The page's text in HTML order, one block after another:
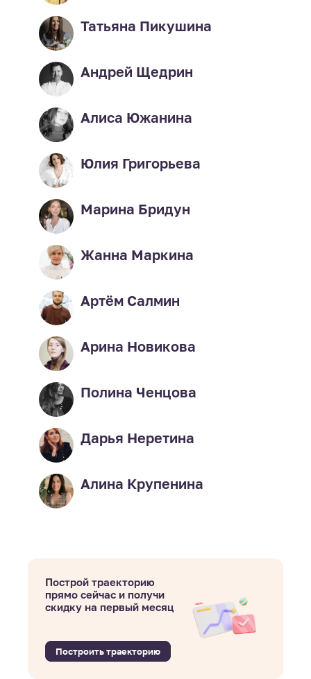
Татьяна Пикушина
Андрей Щедрин
Алиса Южанина
Юлия Григорьева
Марина Бридун
Жанна Маркина
Артём Салмин
Арина Новикова
Полина Ченцова
Дарья Неретина
Алина Крупенина
Построй траекторию
прямо сейчас и получи
скидку на первый месяц
Построить траекторию